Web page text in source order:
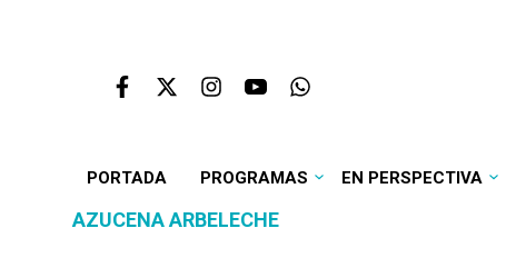
PORTADA PROGRAMAS EN PERSPECTIVA
AZUCENA ARBELECHE